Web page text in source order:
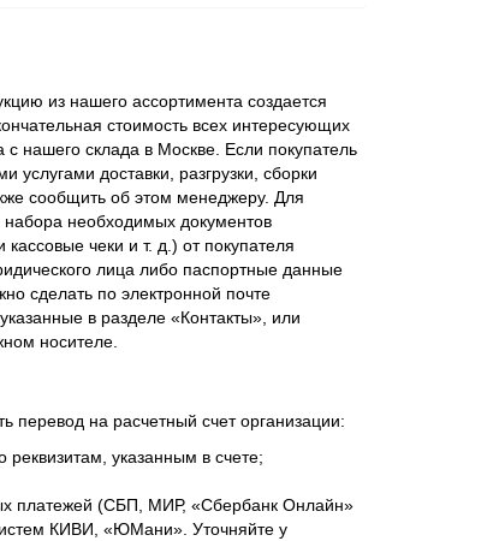
из нашего ассортимента создается
стоимость всех интересующих
с нашего склада в Москве. Если покупатель
услугами доставки, разгрузки, сборки
сообщить об этом менеджеру. Для
необходимых документов
чеки и т. д.) от покупателя
лица либо паспортные данные
сделать по электронной почте
в разделе «Контакты», или
носителе.
перевод на расчетный счет организации:
указанным в счете;
платежей (СБП, МИР, «Сбербанк Онлайн»
КИВИ, «ЮМани». Уточняйте у